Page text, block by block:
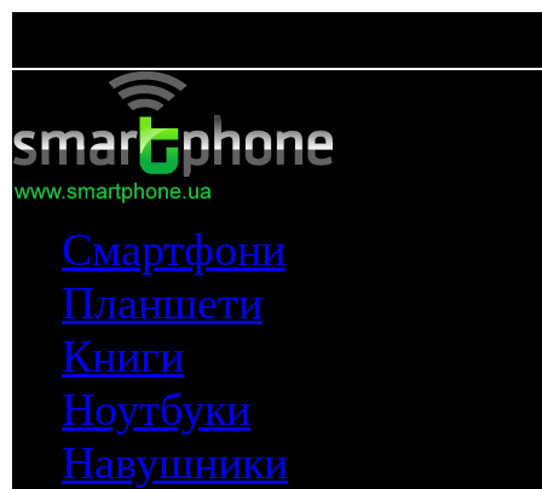
Смартфони
Планшети
Книги
Ноутбуки
Навушники